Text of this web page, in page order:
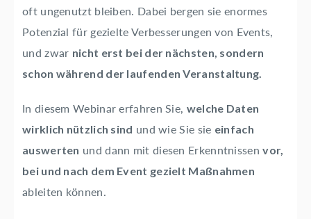
oft ungenutzt bleiben. Dabei bergen sie enormes
Potenzial für gezielte Verbesserungen von Events,
und zwar nicht erst bei der nächsten, sondern
schon während der laufenden Veranstaltung.
In diesem Webinar erfahren Sie, welche Daten
wirklich nützlich sind und wie Sie sie einfach
auswerten und dann mit diesen Erkenntnissenvor,
bei und nach dem Event gezielt Maßnahmen
ableiten können.